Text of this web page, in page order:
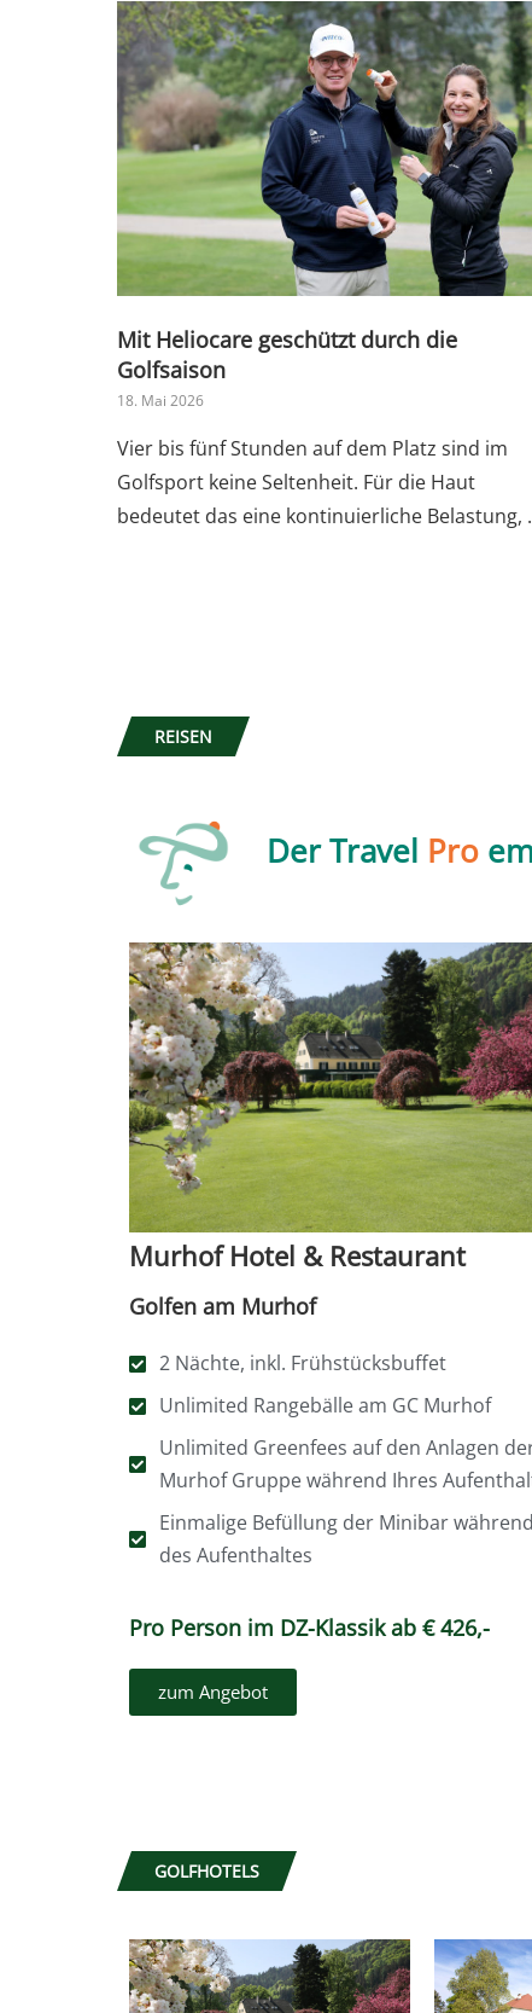
Mit Heliocare geschützt durch die
Golfsaison
18. Mai 2026
Vier bis fünf Stunden auf dem Platz sind im
Golfsport keine Seltenheit. Für die Haut
bedeutet das eine kontinuierliche Belastung,
REISEN
Der Travel Pro
Murhof Hotel & Restaurant
Golfen am Murhof
2 Nächte, inkl. Frühstücksbuffet
Unlimited Rangebälle am GC Murhof
Unlimited Greenfees auf den Anlagen
Murhof Gruppe während Ihres
Einmalige Befüllung der Minibar während
des Aufenthaltes
Pro Person im DZ-Klassik ab € 426,-
zum Angebot
GOLFHOTELS